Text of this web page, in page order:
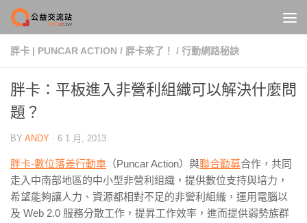
Skip to content
胖卡 | PUNCAR ACTION / 胖卡來了！ / 行動網路秘訣
胖卡：平板進入非營利組織可以解決什麼問
題？
BY ANDY · 6 1 月, 2013
胖卡-數位落差行動車 （Puncar Action）與聯合勸募合作，共同
走入中南部地區的中小型非營利組織，提供數位支持與培力，
希望能夠讓人力、資源都相對不足的非營利組織，運用電腦以
及 Web 2.0 服務分散工作，提昇工作效率，進而提供弱勢族群